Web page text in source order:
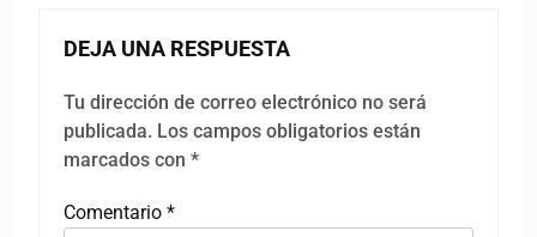
DEJA UNA RESPUESTA
Tu dirección de correo electrónico no será
publicada. Los campos obligatorios están
marcados con *
Comentario *